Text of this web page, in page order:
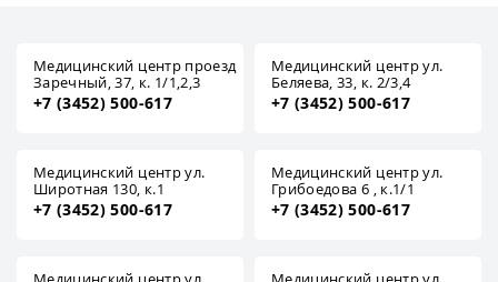
Медицинский центр проезд
Заречный, 37, к. 1/1,2,3
+7 (3452) 500-617
Медицинский центр ул.
Беляева, 33, к. 2/3,4
+7 (3452) 500-617
Медицинский центр ул.
Широтная 130, к.1
+7 (3452) 500-617
Медицинский центр ул.
Грибоедова 6 , к.1/1
+7 (3452) 500-617